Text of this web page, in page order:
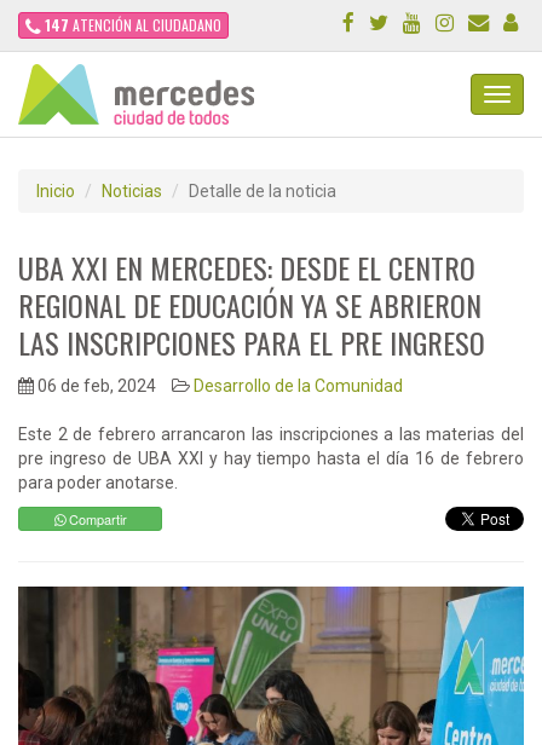
147 ATENCIÓN AL CIUDADANO
Inicio Noticias Detalle de la noticia
UBA XXI EN MERCEDES: DESDE EL CENTRO
REGIONAL DE EDUCACIÓN YA SE ABRIERON
LAS INSCRIPCIONES PARA EL PRE INGRESO
06 de feb, 2024 Desarrollo de la Comunidad
Este 2 de febrero arrancaron las inscripciones a las materias del
pre ingreso de UBA XXI y hay tiempo hasta el día 16 de febrero
para poder anotarse.
Compartir